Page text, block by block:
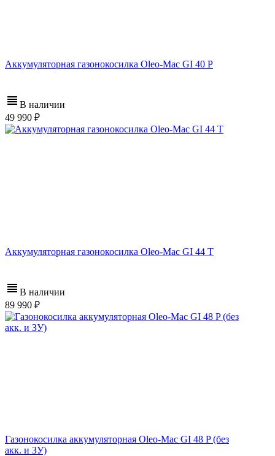
Аккумуляторная газонокосилка Oleo-Mac GI 40 P
В наличии
49 990
Аккумуляторная газонокосилка Oleo-Mac GI 44 T
В наличии
89 990
Газонокосилка аккумуляторная Oleo-Mac GI 48 P (без
акк. и ЗУ)